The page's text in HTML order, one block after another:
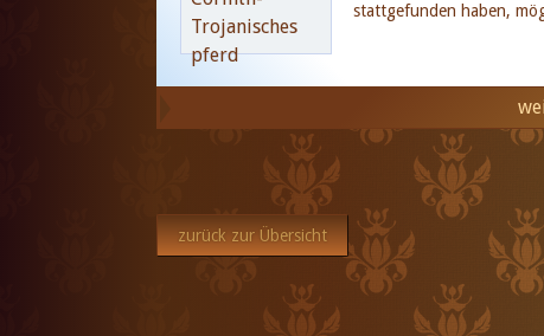
stattgefunden haben,
zurück zur Übersicht